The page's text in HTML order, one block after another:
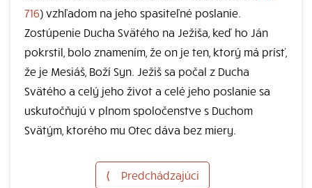
716) vzhľadom na jeho spasiteľné poslanie.
Zostúpenie Ducha Svätého na Ježiša, keď ho Ján
pokrstil, bolo znamením, že on je ten, ktorý má prísť,
že je Mesiáš, Boží Syn. Ježiš sa počal z Ducha
Svätého a celý jeho život a celé jeho poslanie sa
uskutočňujú v plnom spoločenstve s Duchom
Svätým, ktorého mu Otec dáva bez miery.
⟨ Predchádzajúci